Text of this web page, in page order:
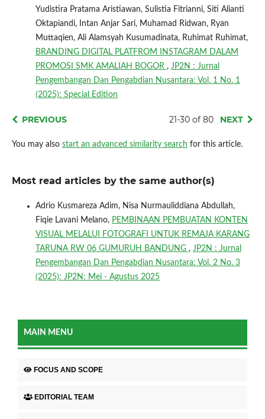
Yudistira Pratama Aristiawan, Sulistia Fitrianni, Siti Alianti
Oktapiandi, Intan Anjar Sari, Muhamad Ridwan, Ryan
Muttaqien, Ali Alamsyah Kusumadinata, Ruhimat Ruhimat,
BRANDING DIGITAL PLATFROM INSTAGRAM DALAM
PROMOSI SMK AMALIAH BOGOR , JP2N : Jurnal
Pengembangan Dan Pengabdian Nusantara: Vol. 1 No. 1
(2025): Special Edition
PREVIOUS 21-30 of 80 NEXT
You may also start an advanced similarity search for this article.
Most read articles by the same author(s)
Adrio Kusmareza Adim, Nisa Nurmauliddiana Abdullah,
Fiqie Lavani Melano, PEMBINAAN PEMBUATAN KONTEN
VISUAL MELALUI FOTOGRAFI UNTUK REMAJA KARANG
TARUNA RW 06 GUMURUH BANDUNG , JP2N : Jurnal
Pengembangan Dan Pengabdian Nusantara: Vol. 2 No. 3
(2025): JP2N: Mei - Agustus 2025
MAIN MENU
FOCUS AND SCOPE
EDITORIAL TEAM